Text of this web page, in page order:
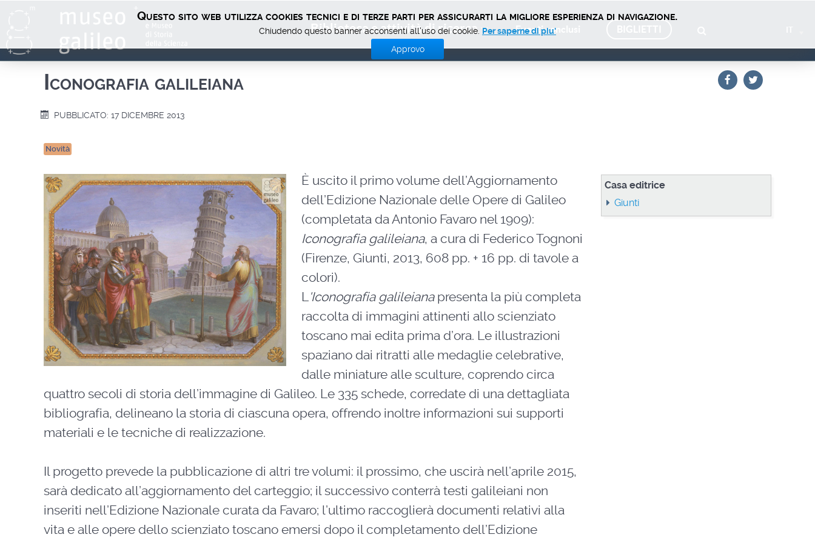
Biblioteca e attività di ricerca Eventi conclusi
Iconografia galileiana
PUBBLICATO: 17 DICEMBRE 2013
Novità
È uscito il primo volume dell’Aggiornamento
dell’Edizione Nazionale delle Opere di Galileo
(completata da Antonio Favaro nel 1909):
Iconografia galileiana, a cura di Federico Tognoni
(Firenze, Giunti, 2013, 608 pp. + 16 pp. di tavole a
colori).
L'Iconografia galileianapresenta la più completa
raccolta di immagini attinenti allo scienziato
toscano mai edita prima d’ora. Le illustrazioni
spaziano dai ritratti alle medaglie celebrative,
dalle miniature alle sculture, coprendo circa
quattro secoli di storia dell’immagine di Galileo. Le 335 schede, corredate di una dettagliata
bibliografia, delineano la storia di ciascuna opera, offrendo inoltre informazioni sui supporti
materiali e le tecniche di realizzazione.
Il progetto prevede la pubblicazione di altri tre volumi: il prossimo, che uscirà nell’aprile 2015,
sarà dedicato all’aggiornamento del carteggio; il successivo conterrà testi galileiani non
inseriti nell’Edizione Nazionale curata da Favaro; l’ultimo raccoglierà documenti relativi alla
vita e alle opere dello scienziato toscano emersi dopo il completamento dell’Edizione
Casa editrice
Giunti
Questo sito web utilizza cookies tecnici e di terze parti per assicurarti la migliore esperienza di navigazione.
Chiudendo questo banner acconsenti all'uso dei cookie. Per saperne di piu'
Approvo